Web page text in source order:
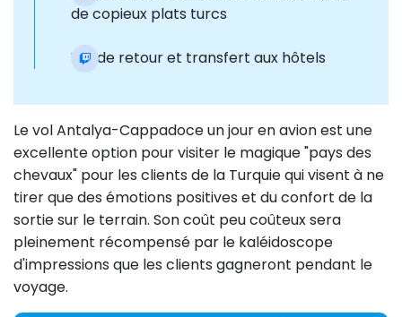
de copieux plats turcs
Vol de retour et transfert aux hôtels
Le vol Antalya-Cappadoce un jour en avion est une
excellente option pour visiter le magique "pays des
chevaux" pour les clients de la Turquie qui visent à ne
tirer que des émotions positives et du confort de la
sortie sur le terrain. Son coût peu coûteux sera
pleinement récompensé par le kaléidoscope
d'impressions que les clients gagneront pendant le
voyage.